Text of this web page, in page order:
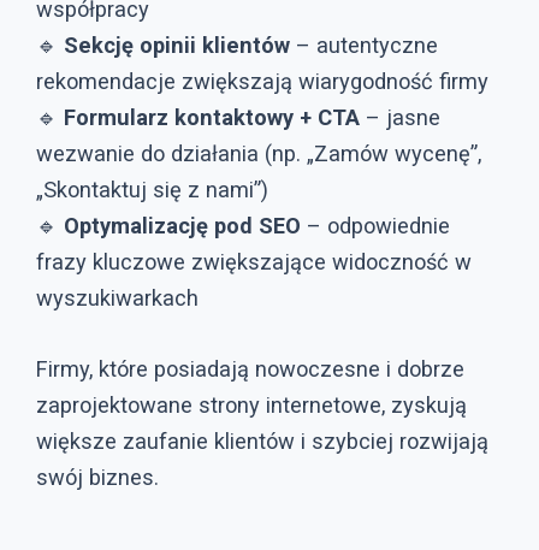
współpracy
🔹 Sekcję opinii klientów – autentyczne
rekomendacje zwiększają wiarygodność firmy
🔹 Formularz kontaktowy + CTA – jasne
wezwanie do działania (np. „Zamów wycenę”,
„Skontaktuj się z nami”)
🔹 Optymalizację pod SEO – odpowiednie
frazy kluczowe zwiększające widoczność w
wyszukiwarkach
Firmy, które posiadają nowoczesne i dobrze
zaprojektowane strony internetowe, zyskują
większe zaufanie klientów i szybciej rozwijają
swój biznes.